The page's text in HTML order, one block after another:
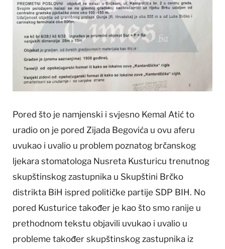
Pored što je namjenski i svjesno Kemal Atić to
uradio on je pored Zijada Begovića u ovu aferu
uvukao i uvalio u problem poznatog brčanskog
ljekara stomatologa Nusreta Kusturicu trenutnog
skupštinskog zastupnika u Skupštini Brčko
distrikta BiH ispred političke partije SDP BIH. No
pored Kusturice također je kao što smo ranije u
prethodnom tekstu objavili uvukao i uvalio u
probleme također skupštinskog zastupnika iz